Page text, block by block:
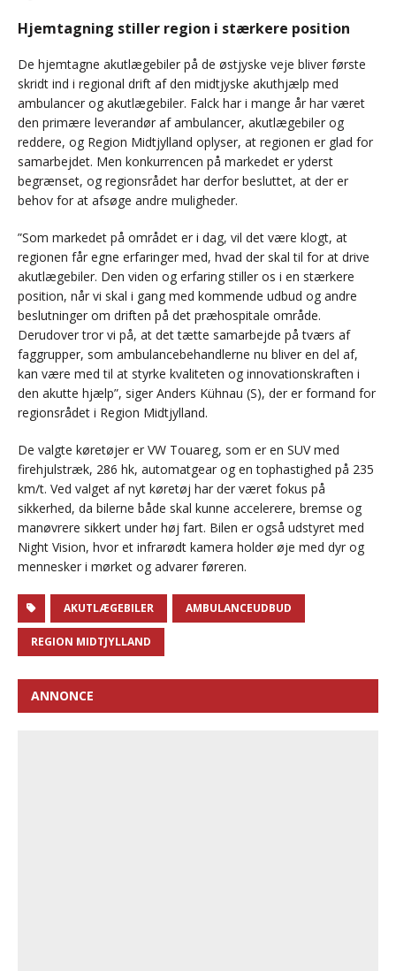
Hjemtagning stiller region i stærkere position
De hjemtagne akutlægebiler på de østjyske veje bliver første
skridt ind i regional drift af den midtjyske akuthjælp med
ambulancer og akutlægebiler. Falck har i mange år har været
den primære leverandør af ambulancer, akutlægebiler og
reddere, og Region Midtjylland oplyser, at regionen er glad for
samarbejdet. Men konkurrencen på markedet er yderst
begrænset, og regionsrådet har derfor besluttet, at der er
behov for at afsøge andre muligheder.
”Som markedet på området er i dag, vil det være klogt, at
regionen får egne erfaringer med, hvad der skal til for at drive
akutlægebiler. Den viden og erfaring stiller os i en stærkere
position, når vi skal i gang med kommende udbud og andre
beslutninger om driften på det præhospitale område.
Derudover tror vi på, at det tætte samarbejde på tværs af
faggrupper, som ambulancebehandlerne nu bliver en del af,
kan være med til at styrke kvaliteten og innovationskraften i
den akutte hjælp”, siger Anders Kühnau (S), der er formand for
regionsrådet i Region Midtjylland.
De valgte køretøjer er VW Touareg, som er en SUV med
firehjulstræk, 286 hk, automatgear og en tophastighed på 235
km/t. Ved valget af nyt køretøj har der været fokus på
sikkerhed, da bilerne både skal kunne accelerere, bremse og
manøvrere sikkert under høj fart. Bilen er også udstyret med
Night Vision, hvor et infrarødt kamera holder øje med dyr og
mennesker i mørket og advarer føreren.
AKUTLÆGEBILER AMBULANCEUDBUD
REGION MIDTJYLLAND
ANNONCE